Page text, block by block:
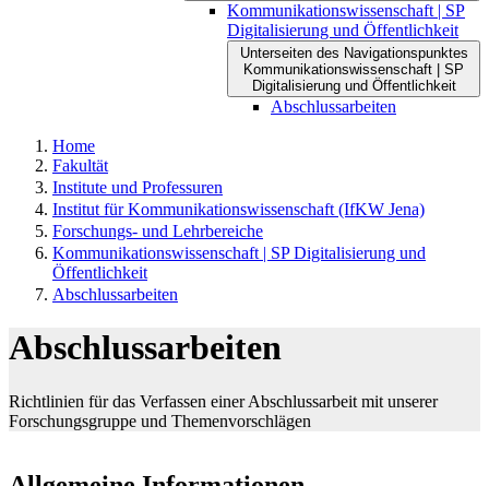
Kommunikationswissenschaft | SP
Digitalisierung und Öffentlichkeit
Unterseiten des Navigationspunktes
Kommunikationswissenschaft | SP
Digitalisierung und Öffentlichkeit
Abschlussarbeiten
Home
Fakultät
Institute und Professuren
Institut für Kommunikations­wissenschaft (IfKW Jena)
Forschungs- und Lehrbereiche
Kommunikationswissenschaft | SP Digitalisierung und
Öffentlichkeit
Abschlussarbeiten
Abschlussarbeiten
Richtlinien für das Verfassen einer Abschlussarbeit mit unserer
Forschungsgruppe und Themenvorschlägen